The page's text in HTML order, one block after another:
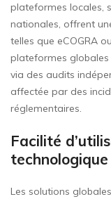
plateformes locales,
nationales, offrent
telles que eCOGRA
plateformes
via des audits
affectée par des
réglementaires.
Facilité
technologique
Les solutions